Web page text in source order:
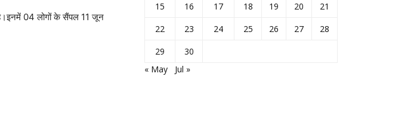
है।इनमें 04 लोगों के सैंपल 11 जून
15
16 17 18 19 20
21
22
23 24 25 26 27
28
29
30
« May
Jul »